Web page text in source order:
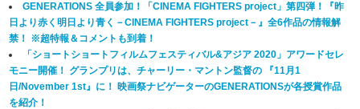
GENERATIONS 全員参加！「CINEMA FIGHTERS project」第四弾！『昨
日より赤く明日より青く－CINEMA FIGHTERS project－』全6作品の情報解
禁！ ※超特報＆コメントも到着！
「ショートショートフィルムフェスティバル&アジア 2020」アワードセレ
モニー開催！ グランプリは、チャーリー・マントン監督の 『11月1
日/November 1st』に！ 映画祭ナビゲーターのGENERATIONSが各授賞作品
を紹介！